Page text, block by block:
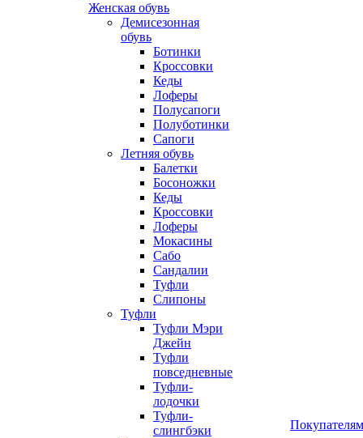
Женская обувь
Демисезонная
обувь
Ботинки
Кроссовки
Кеды
Лоферы
Полусапоги
Полуботинки
Сапоги
Летняя обувь
Балетки
Босоножки
Кеды
Кроссовки
Лоферы
Мокасины
Сабо
Сандалии
Туфли
Слипоны
Туфли
Туфли Мэри
Джейн
Туфли
повседневные
Туфли-
лодочки
Туфли-
слингбэки
Покупателям